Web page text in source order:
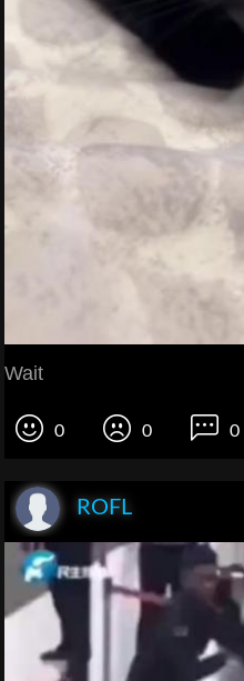
Wait
0 0 0
ROFL